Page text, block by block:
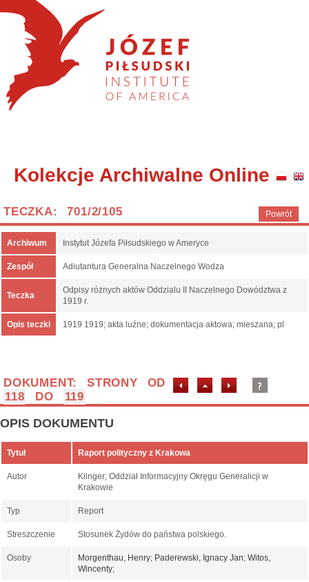
Kolekcje Archiwalne Online
Powrót
TECZKA: 701/2/105
Archiwum Instytut Józefa Piłsudskiego w Ameryce
Zespół Adiutantura Generalna Naczelnego Wodza
Teczka
Odpisy różnych aktów Oddzialu II Naczelnego Dowództwa z
1919 r.
Opis teczki 1919 1919; akta luźne; dokumentacja aktowa; mieszana; pl
DOKUMENT: STRONY OD
118
DO 119
OPIS DOKUMENTU
Tytuł Raport polityczny z Krakowa
Autor
Klinger; Oddział Informacyjny Okręgu Generalicji w
Krakowie
Typ Report
Streszczenie Stosunek Żydów do państwa polskiego.
Osoby Morgenthau, Henry; Paderewski, Ignacy Jan; Witos,
Wincenty;